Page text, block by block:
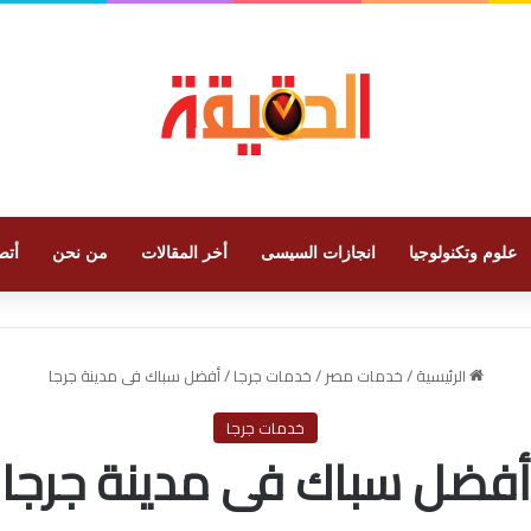
علوم وتكنولوجيا انجازات السيسى أخر المقالات من نحن
الرئيسية/خدمات مصر/خدمات جرجا/أفضل سباك فى مدينة جرجا
خدمات جرجا
أفضل سباك فى مدينة جرجا